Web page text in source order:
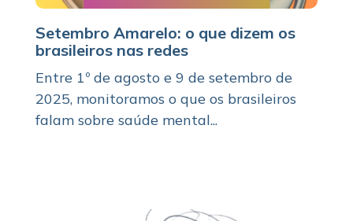
Setembro Amarelo: o que dizem os
brasileiros nas redes
Entre 1º de agosto e 9 de setembro de
2025, monitoramos o que os brasileiros
falam sobre saúde mental...